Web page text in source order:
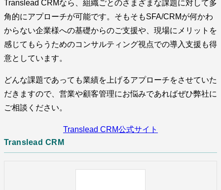
Translead CRMなら、組織ごとのさまざまな課題に対して多
角的にアプローチが可能です。そもそもSFA/CRMが何かわ
からない企業様への基礎からのご支援や、現場にメリットを
感じてもらうためのコンサルティング視点での導入支援も得
意としています。
どんな課題であっても業績を上げるアプローチをさせていた
だきますので、営業や顧客管理にお悩みであればぜひ弊社に
ご相談ください。
Translead CRM公式サイト
Translead CRM